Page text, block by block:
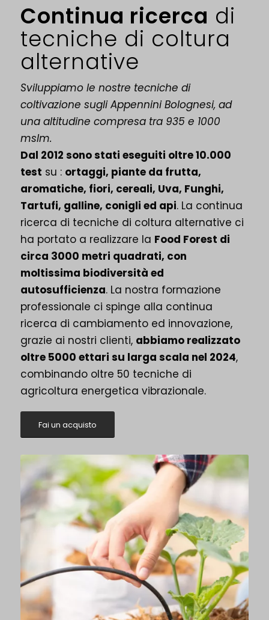
Continua ricerca di
tecniche di coltura
alternative
Sviluppiamo le nostre tecniche di
coltivazione sugli Appennini Bolognesi, ad
una altitudine compresa tra 935 e 1000
mslm.
Dal 2012 sono stati eseguiti oltre 10.000
test su : ortaggi, piante da frutta,
aromatiche, fiori, cereali, Uva, Funghi,
Tartufi, galline, conigli ed api. La continua
ricerca di tecniche di coltura alternative ci
ha portato a realizzare la Food Forest di
circa 3000 metri quadrati, con
moltissima biodiversità ed
autosufficienza. La nostra formazione
professionale ci spinge alla continua
ricerca di cambiamento ed innovazione,
grazie ai nostri clienti, abbiamo realizzato
oltre 5000 ettari su larga scala nel 2024,
combinando oltre 50 tecniche di
agricoltura energetica vibrazionale.
Fai un acquisto